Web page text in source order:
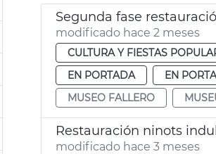
Segunda fase
modificado hace 2 meses
CULTURA Y FIESTAS
EN PORTADA
EN
MUSEO FALLERO
Restauración ninots
modificado hace 3 meses